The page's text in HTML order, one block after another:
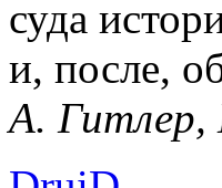
суда
и, после,
А. Гитлер,